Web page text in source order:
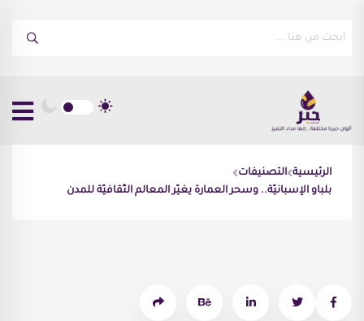
الرئيسية التصنيفات
بلباو الإسبانيّة.. وسحر العمارة يغيّر المعالم الثّقافيّة للمدن